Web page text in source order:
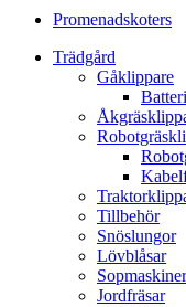
Promenadskoters
Trädgård
Gåklippare
Tillbehör
Snöslungor
Lövblåsar
Sopmaskiner
Jordfräsar